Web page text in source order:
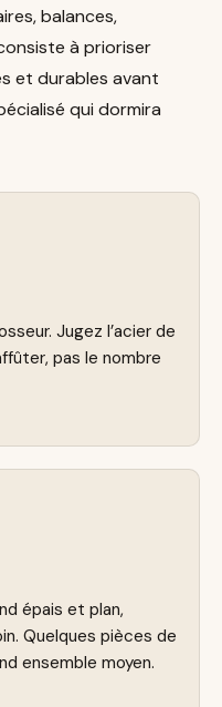
balances,
à prioriser
et durables avant
qui dormira
Jugez l’acier de
pas le nombre
épais et plan,
Quelques pièces de
ensemble moyen.